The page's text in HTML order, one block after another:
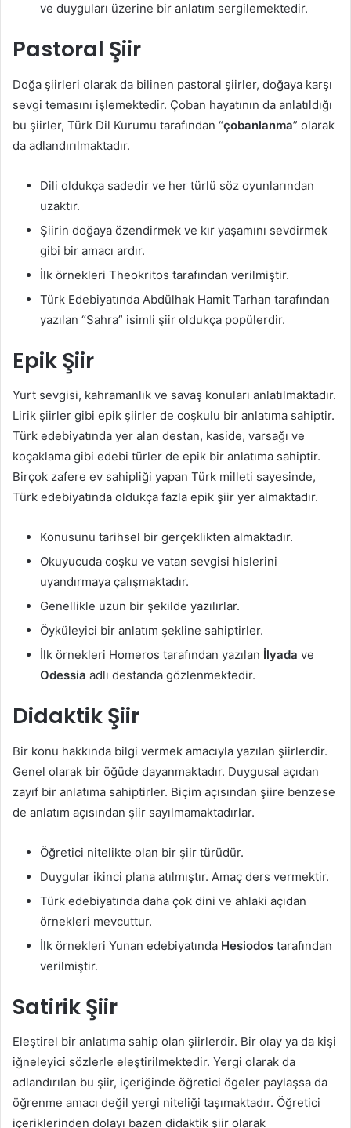
ve duyguları üzerine bir anlatım sergilemektedir.
Pastoral Şiir
Doğa şiirleri olarak da bilinen pastoral şiirler, doğaya karşı
sevgi temasını işlemektedir. Çoban hayatının da anlatıldığı
bu şiirler, Türk Dil Kurumu tarafından “çobanlanma” olarak
da adlandırılmaktadır.
Dili oldukça sadedir ve her türlü söz oyunlarından
uzaktır.
Şiirin doğaya özendirmek ve kır yaşamını sevdirmek
gibi bir amacı ardır.
İlk örnekleri Theokritos tarafından verilmiştir.
Türk Edebiyatında Abdülhak Hamit Tarhan tarafından
yazılan “Sahra” isimli şiir oldukça popülerdir.
Epik Şiir
Yurt sevgisi, kahramanlık ve savaş konuları anlatılmaktadır.
Lirik şiirler gibi epik şiirler de coşkulu bir anlatıma sahiptir.
Türk edebiyatında yer alan destan, kaside, varsağı ve
koçaklama gibi edebi türler de epik bir anlatıma sahiptir.
Birçok zafere ev sahipliği yapan Türk milleti sayesinde,
Türk edebiyatında oldukça fazla epik şiir yer almaktadır.
Konusunu tarihsel bir gerçeklikten almaktadır.
Okuyucuda coşku ve vatan sevgisi hislerini
uyandırmaya çalışmaktadır.
Genellikle uzun bir şekilde yazılırlar.
Öyküleyici bir anlatım şekline sahiptirler.
İlk örnekleri Homeros tarafından yazılan İlyada ve
Odessia adlı destanda gözlenmektedir.
Didaktik Şiir
Bir konu hakkında bilgi vermek amacıyla yazılan şiirlerdir.
Genel olarak bir öğüde dayanmaktadır. Duygusal açıdan
zayıf bir anlatıma sahiptirler. Biçim açısından şiire benzese
de anlatım açısından şiir sayılmamaktadırlar.
Öğretici nitelikte olan bir şiir türüdür.
Duygular ikinci plana atılmıştır. Amaç ders vermektir.
Türk edebiyatında daha çok dini ve ahlaki açıdan
örnekleri mevcuttur.
İlk örnekleri Yunan edebiyatında Hesiodos tarafından
verilmiştir.
Satirik Şiir
Eleştirel bir anlatıma sahip olan şiirlerdir. Bir olay ya da kişi
iğneleyici sözlerle eleştirilmektedir. Yergi olarak da
adlandırılan bu şiir, içeriğinde öğretici ögeler paylaşsa da
öğrenme amacı değil yergi niteliği taşımaktadır. Öğretici
içeriklerinden dolayı bazen didaktik şiir olarak